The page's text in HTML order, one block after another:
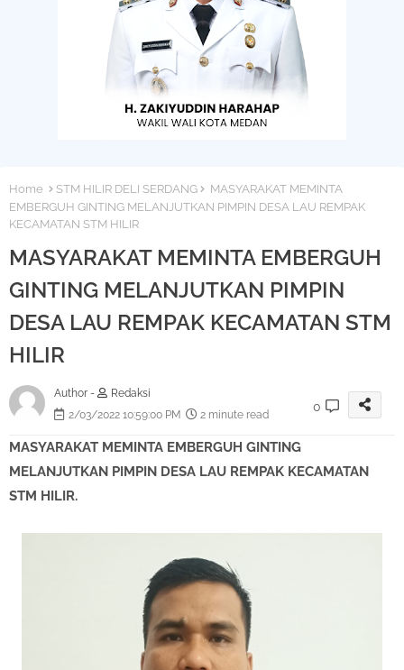
Home STM HILIR DELI SERDANG
MASYARAKAT MEMINTA
EMBERGUH GINTING MELANJUTKAN PIMPIN DESA LAU REMPAK
KECAMATAN STM HILIR
MASYARAKAT MEMINTA EMBERGUH
GINTING MELANJUTKAN PIMPIN
DESA LAU REMPAK KECAMATAN STM
HILIR
Author -
Redaksi
2/03/2022 10:59:00 PM
2 minute read
0
MASYARAKAT MEMINTA EMBERGUH GINTING
MELANJUTKAN PIMPIN DESA LAU REMPAK KECAMATAN
STM HILIR.